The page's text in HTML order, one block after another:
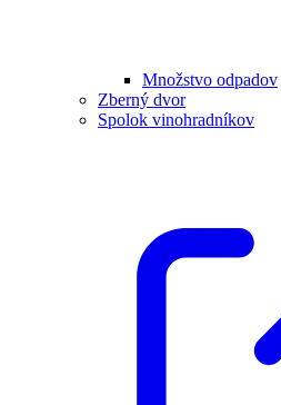
Množstvo odpadov
Zberný dvor
Spolok vinohradníkov